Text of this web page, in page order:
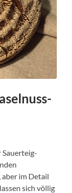
Sauerteig-
im Detail
sich völlig